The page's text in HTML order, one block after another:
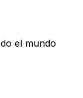
el mundo